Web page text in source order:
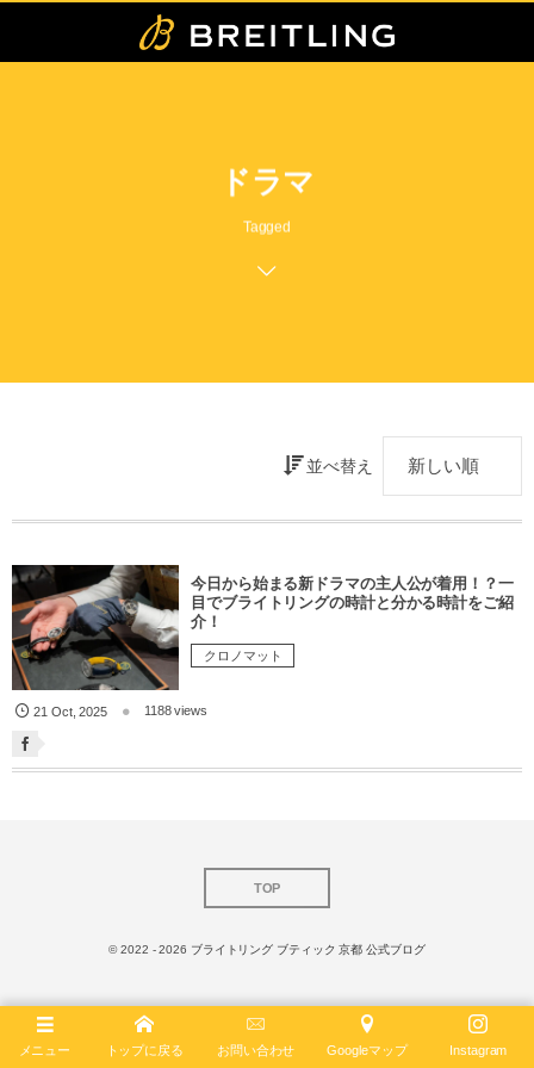
ドラマ
Tagged
並べ替え
今日から始まる新ドラマの主人公が着用！？一
目でブライトリングの時計と分かる時計をご紹
介！
クロノマット
21 Oct,2025 1188 views
TOP
© 2022 - 2026 ブライトリング ブティック 京都 公式ブログ
メニュー トップに戻る お問い合わせ Googleマップ Instagram